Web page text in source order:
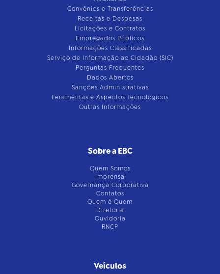
Convênios e Transferências
Receitas e Despesas
Licitações e Contratos
Empregados Públicos
Informações Classificadas
Serviço de Informação ao Cidadão (SIC)
Perguntas Frequentes
Dados Abertos
Sanções Administrativas
Feramentas e Aspectos Tecnológicos
Outras Informações
Sobre a EBC
Quem Somos
Imprensa
Governança Corporativa
Contatos
Quem é Quem
Diretoria
Ouvidoria
RNCP
Veículos